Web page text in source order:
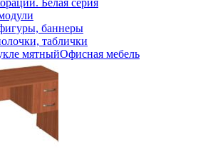
Белая серия
баннеры
таблички
Офисная мебель